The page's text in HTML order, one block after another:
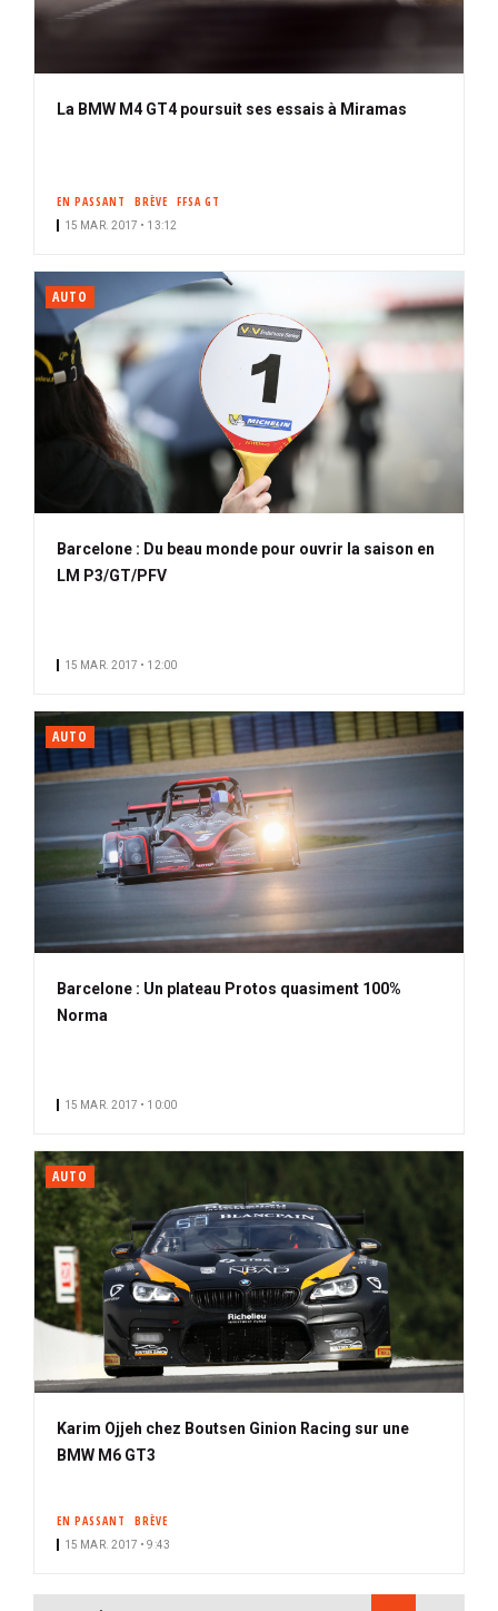
La BMW M4 GT4 poursuit ses essais à Miramas
EN PASSANT BRÈVE FFSA GT
15 MAR. 2017 • 13:12
AUTO
Barcelone : Du beau monde pour ouvrir la saison en
LM P3/GT/PFV
15 MAR. 2017 • 12:00
AUTO
Barcelone : Un plateau Protos quasiment 100%
Norma
15 MAR. 2017 • 10:00
AUTO
Karim Ojjeh chez Boutsen Ginion Racing sur une
BMW M6 GT3
EN PASSANT BRÈVE
15 MAR. 2017 • 9:43